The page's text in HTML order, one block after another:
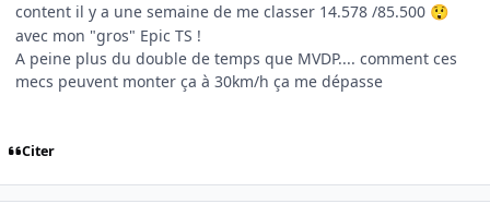
content il y a une semaine de me classer 14.578 /85.500 😲
avec mon "gros" Epic TS !
A peine plus du double de temps que MVDP.... comment ces
mecs peuvent monter ça à 30km/h ça me dépasse
Citer